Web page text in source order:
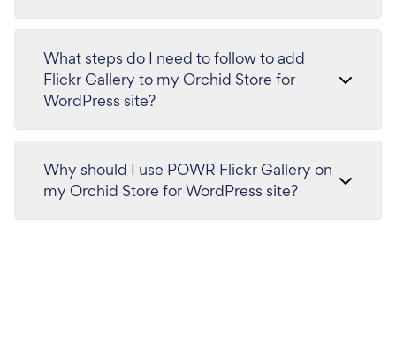
What steps do I need to follow to add
Flickr Gallery to my Orchid Store for
WordPress site?
Why should I use POWR Flickr Gallery on
my Orchid Store for WordPress site?